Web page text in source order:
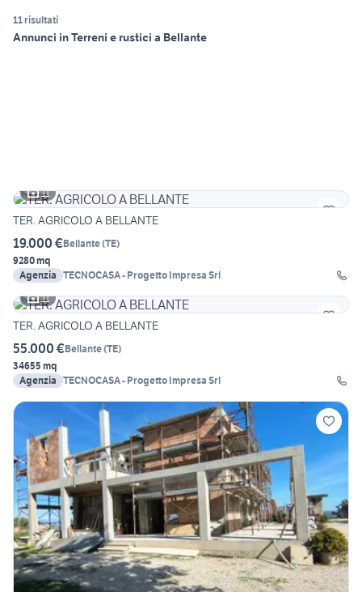
11 risultati
Annunci in Terreni e rustici a Bellante
11
TER. AGRICOLO A BELLANTE
19.000 €Bellante(TE)
9280 mq
Agenzia TECNOCASA - Progetto Impresa Srl
11
TER. AGRICOLO A BELLANTE
55.000 €Bellante(TE)
34655 mq
Agenzia TECNOCASA - Progetto Impresa Srl